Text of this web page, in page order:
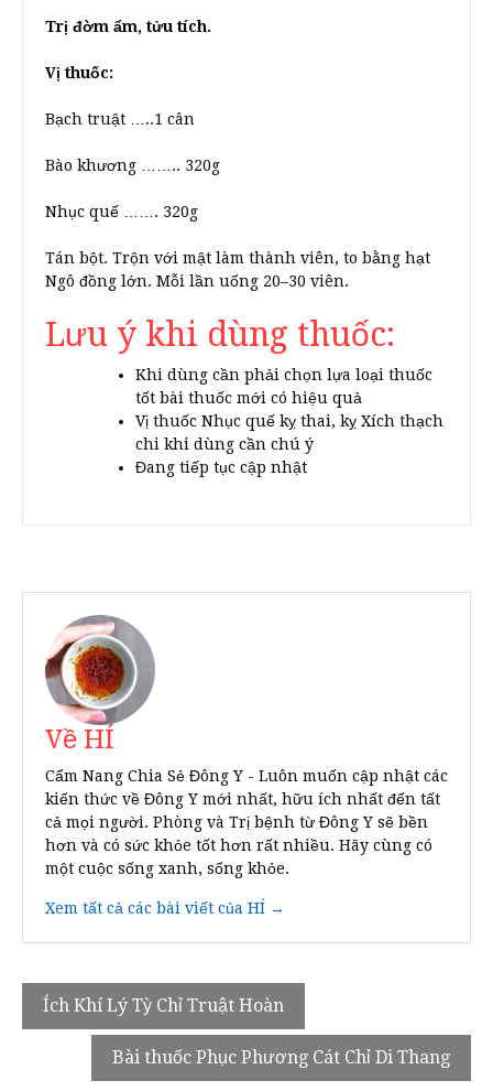
Trị đờm ẩm, tửu tích.
Vị thuốc:
Bạch truật …..1 cân
Bào khương …….. 320g
Nhục quế ……. 320g
Tán bột. Trộn với mật làm thành viên, to bằng hạt
Ngô đồng lớn. Mỗi lần uống 20–30 viên.
Lưu ý khi dùng thuốc:
Khi dùng cần phải chọn lựa loại thuốc
tốt bài thuốc mới có hiệu quả
Vị thuốc Nhục quế kỵ thai, kỵ Xích thạch
chi khi dùng cần chú ý
Đang tiếp tục cập nhật
Về HÍ
Cẩm Nang Chia Sẻ Đông Y - Luôn muốn cập nhật các
kiến thức về Đông Y mới nhất, hữu ích nhất đến tất
cả mọi người. Phòng và Trị bệnh từ Đông Y sẽ bền
hơn và có sức khỏe tốt hơn rất nhiều. Hãy cùng có
một cuộc sống xanh, sống khỏe.
Xem tất cả các bài viết của HÍ →
Điều
hướng
Ích Khí Lý Tỳ Chỉ Truật Hoàn
Bài thuốc Phục Phương Cát Chỉ Di Thang